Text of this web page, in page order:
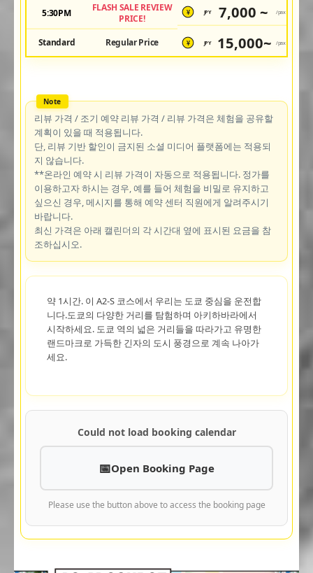
5:30PM
FLASH SALE REVIEW
PRICE!
¥ JPY 7,000 ~ /pax
Standard Regular Price ¥ JPY 15,000~ /pax
리뷰 가격 / 조기 예약 리뷰 가격 / 리뷰 가격은 체험을 공유할
계획이 있을 때 적용됩니다.
단, 리뷰 기반 할인이 금지된 소셜 미디어 플랫폼에는 적용되
지 않습니다.
**온라인 예약 시 리뷰 가격이 자동으로 적용됩니다. 정가를
이용하고자 하시는 경우, 예를 들어 체험을 비밀로 유지하고
싶으신 경우, 메시지를 통해 예약 센터 직원에게 알려주시기
바랍니다.
최신 가격은 아래 캘린더의 각 시간대 옆에 표시된 요금을 참
조하십시오.
약 1시간. 이 A2-S 코스에서 우리는 도쿄 중심을 운전합
니다.도쿄의 다양한 거리를 탐험하며 아키하바라에서
시작하세요. 도쿄 역의 넓은 거리들을 따라가고 유명한
랜드마크로 가득한 긴자의 도시 풍경으로 계속 나아가
세요.
Could not load booking calendar
Open Booking Page
Please use the button above to access the booking page